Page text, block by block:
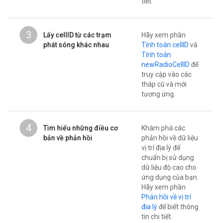
3
Lấy cellID từ các trạm
phát sóng khác nhau
Hãy xem phần
Tính toán cellID và
Tính toán
newRadioCellID để
truy cập vào các
tháp cũ và mới
tương ứng.
4
Tìm hiểu những điều cơ
bản về phản hồi
Khám phá các
phản hồi về dữ liệu
vị trí địa lý để
chuẩn bị sử dụng
dữ liệu độ cao cho
ứng dụng của bạn.
Hãy xem phần
Phản hồi về vị trí
địa lýđể biết thông
tin chi tiết.